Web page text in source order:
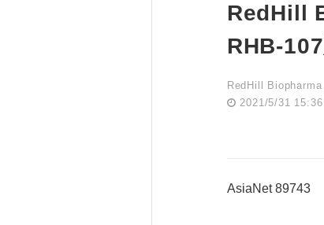
RedHill
RHB-
RedHill
2021/5/31 15:36
AsiaNet 89743